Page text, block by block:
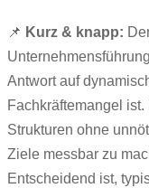
📌 Kurz & knapp:
Antwort auf
Fachkräftemangel
Strukturen ohne
Ziele messbar zu
Entscheidend ist,